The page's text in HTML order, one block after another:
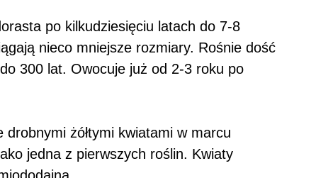
po kilkudziesięciu latach do 7-8
nieco mniejsze rozmiary. Rośnie dość
300 lat. Owocuje już od 2-3 roku po
żółtymi kwiatami w marcu
jedna z pierwszych roślin. Kwiaty